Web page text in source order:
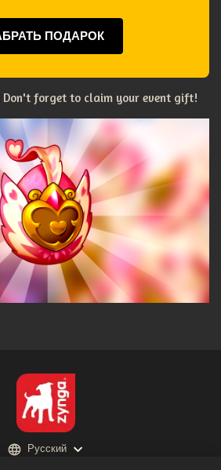
ПОДАРОК
Don't forget to claim your event gift!
Русский